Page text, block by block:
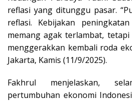
reflasi yang ditunggu pasar.
reflasi. Kebijakan
memang agak terlambat,
menggerakkan kembali roda
Jakarta, Kamis (11/9/2025).
Fakhrul menjelaskan,
pertumbuhan ekonomi